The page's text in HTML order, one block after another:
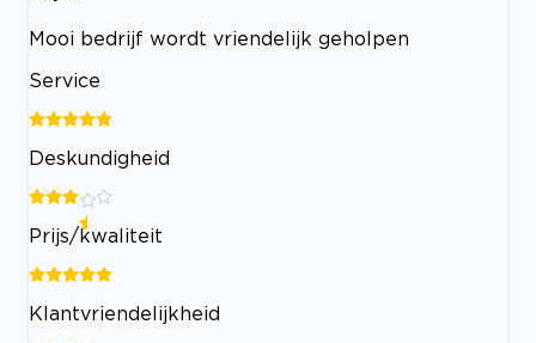
Mooi bedrijf wordt vriendelijk geholpen
Service
Deskundigheid
Prijs/kwaliteit
Klantvriendelijkheid